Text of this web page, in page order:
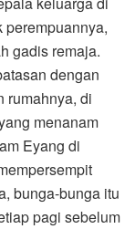
gadis remaja.
dengan
rumahnya, di
menanam
Eyang di
bunga-bunga itu
pagi sebelum